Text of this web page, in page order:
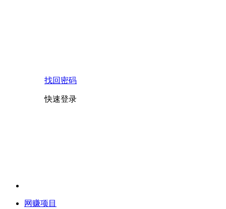
找回密码
快速登录
网赚项目